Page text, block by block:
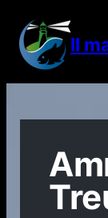
contenuto
Il